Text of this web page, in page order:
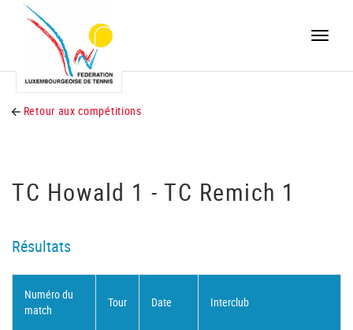
Toggle
Retour aux compétitions
TC Howald 1 - TC Remich 1
Résultats
Numéro du
match
Tour Date Interclub